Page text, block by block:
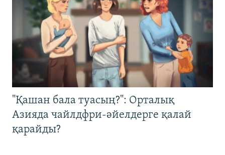
"Қашан бала туасың?": Орталық
Азияда чайлдфри-әйелдерге қалай
қарайды?